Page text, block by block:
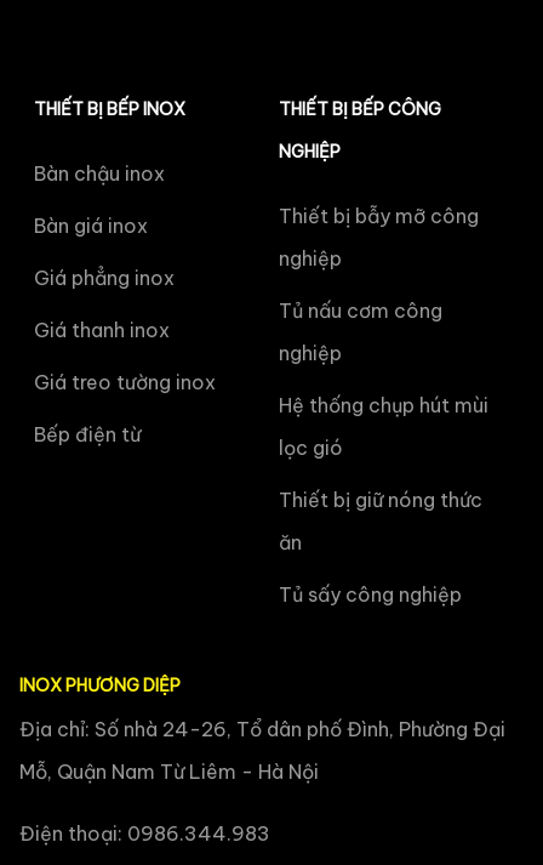
THIẾT BỊ BẾP CÔNG
NGHIỆP
Thiết bị bẫy mỡ công
nghiệp
Tủ nấu cơm công
nghiệp
Hệ thống chụp hút mùi
lọc gió
Thiết bị giữ nóng thức
ăn
Tủ sấy công nghiệp
THIẾT BỊ BẾP INOX
Bàn chậu inox
Bàn giá inox
Giá phẳng inox
Giá thanh inox
Giá treo tường inox
Bếp điện từ
INOX PHƯƠNG DIỆP
Địa chỉ: Số nhà 24-26, Tổ dân phố Đình, Phường Đại
Mỗ, Quận Nam Từ Liêm - Hà Nội
Điện thoại: 0986.344.983